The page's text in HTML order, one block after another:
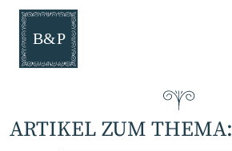
ARTIKEL ZUM